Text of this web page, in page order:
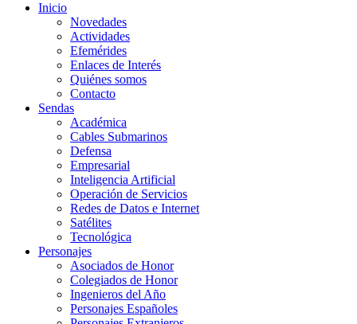
Inicio
Novedades
Actividades
Efemérides
Enlaces de Interés
Quiénes somos
Contacto
Sendas
Académica
Cables Submarinos
Defensa
Empresarial
Inteligencia Artificial
Operación de Servicios
Redes de Datos e Internet
Satélites
Tecnológica
Personajes
Asociados de Honor
Colegiados de Honor
Ingenieros del Año
Personajes Españoles